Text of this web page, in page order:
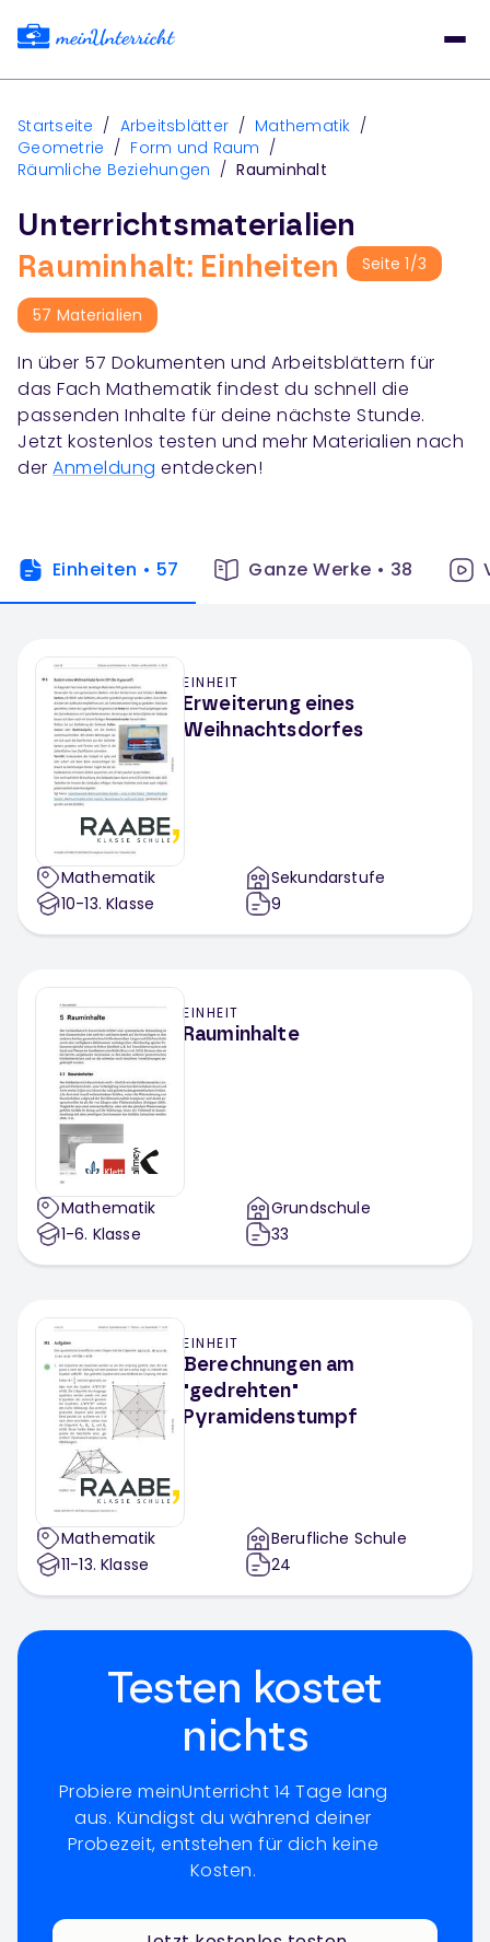
Startseite / Arbeitsblätter / Mathematik /
Geometrie / Form und Raum /
Räumliche Beziehungen / Rauminhalt
Unterrichtsmaterialien
Rauminhalt: Einheiten
Seite1/3
57 Materialien
In über 57 Dokumenten und Arbeitsblättern für
das Fach Mathematik findest du schnell die
passenden Inhalte für deine nächste Stunde.
Jetzt kostenlos testen und mehr Materialien nach
der Anmeldung entdecken!
Einheiten • 57 Ganze Werke • 38
EINHEIT
Erweiterung eines
Weihnachtsdorfes
Mathematik
10-13. Klasse
Sekundarstufe
9
EINHEIT
Rauminhalte
Mathematik
1-6. Klasse
Grundschule
33
EINHEIT
Berechnungen am
"gedrehten"
Pyramidenstumpf
Mathematik
11-13. Klasse
Berufliche Schule
24
Testen kostet
nichts
Probiere meinUnterricht 14 Tage lang
aus. Kündigst du während deiner
Probezeit, entstehen für dich keine
Kosten.